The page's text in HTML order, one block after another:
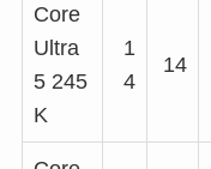
Core
Ultra
5 245
K
1
4
14